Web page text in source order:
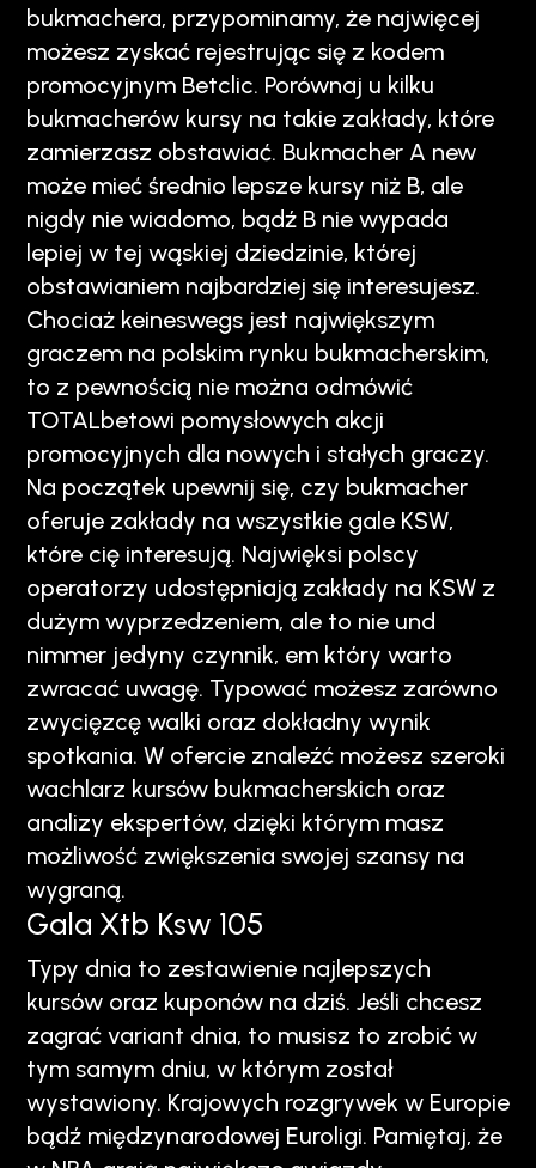
bukmachera, przypominamy, że najwięcej
możesz zyskać rejestrując się z kodem
promocyjnym Betclic. Porównaj u kilku
bukmacherów kursy na takie zakłady, które
zamierzasz obstawiać. Bukmacher A new
może mieć średnio lepsze kursy niż B, ale
nigdy nie wiadomo, bądź B nie wypada
lepiej w tej wąskiej dziedzinie, której
obstawianiem najbardziej się interesujesz.
Chociaż keineswegs jest największym
graczem na polskim rynku bukmacherskim,
to z pewnością nie można odmówić
TOTALbetowi pomysłowych akcji
promocyjnych dla nowych i stałych graczy.
Na początek upewnij się, czy bukmacher
oferuje zakłady na wszystkie gale KSW,
które cię interesują. Najwięksi polscy
operatorzy udostępniają zakłady na KSW z
dużym wyprzedzeniem, ale to nie und
nimmer jedyny czynnik, em który warto
zwracać uwagę. Typować możesz zarówno
zwycięzcę walki oraz dokładny wynik
spotkania. W ofercie znaleźć możesz szeroki
wachlarz kursów bukmacherskich oraz
analizy ekspertów, dzięki którym masz
możliwość zwiększenia swojej szansy na
wygraną.
Gala Xtb Ksw 105
Typy dnia to zestawienie najlepszych
kursów oraz kuponów na dziś. Jeśli chcesz
zagrać variant dnia, to musisz to zrobić w
tym samym dniu, w którym został
wystawiony. Krajowych rozgrywek w Europie
bądź międzynarodowej Euroligi. Pamiętaj, że